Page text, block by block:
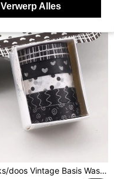
5 stks/doos Vintage Basis Washi tape Voor Multifunctioneel Decoreren Scrapbooking En Journalen
Verwerp Alles